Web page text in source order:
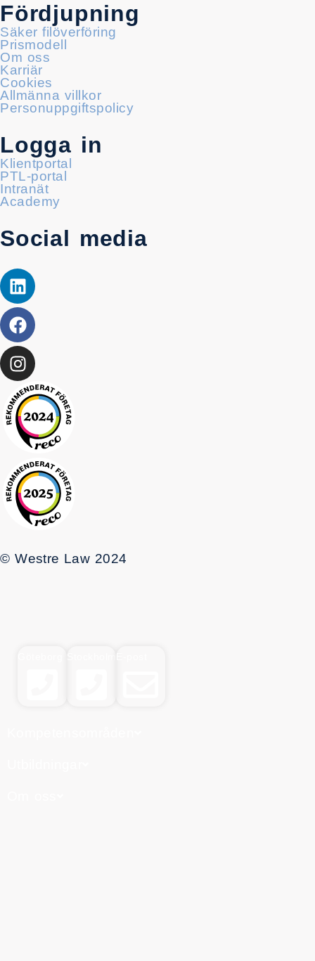
Fördjupning
Säker filöverföring
Prismodell
Om oss
Karriär
Cookies
Allmänna villkor
Personuppgiftspolicy
Logga in
Klientportal
PTL-portal
Intranät
Academy
Social media
© Westre Law 2024